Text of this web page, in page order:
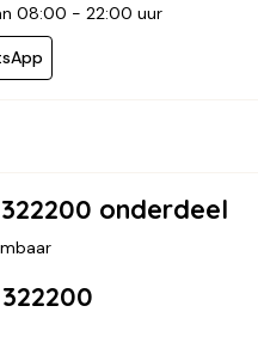
08:00 - 22:00 uur
onderdeel